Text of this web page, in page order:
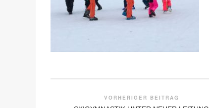
VORHERIGER BEITRAG